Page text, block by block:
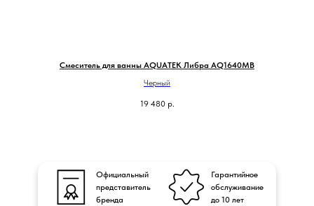
Смеситель для ванны AQUATEK Либра AQ1640MB
Черный
19 480 р.
Официальный
представитель
бренда
Гарантийное
обслуживание
до 10 лет